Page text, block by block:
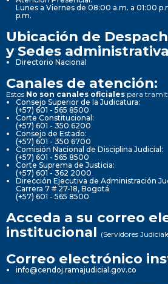
Lunes a Viernes de 08:00 a.m. a 01:00
p.m.
Ubicación de
y Sedes
Directorio Nacional
Canales de atención:
Estos No son canales oficiales para
Consejo Superior de la Judicatura:
(+57) 601 - 565 8500
Corte Constitucional:
(+57) 601 - 350 6200
Consejo de Estado:
(+57) 601 - 350 6700
Comisión Nacional de Disciplina Judicial:
(+57) 601 - 565 8500
Corte Suprema de Justicia:
(+57) 601 - 362 2000
Dirección Ejecutiva de Administración
Carrera 7 # 27-18, Bogotá
(+57) 601 - 565 8500
Acceda a su correo
institucional (Servidores
Correo electrónico
info@cendoj.ramajudicial.gov.co